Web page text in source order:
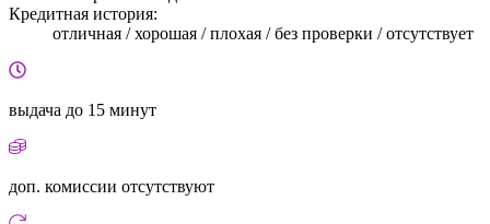
Кредитная история:
отличная / хорошая / плохая / без проверки / отсутствует
выдача до 15 минут
доп. комиссии отсутствуют